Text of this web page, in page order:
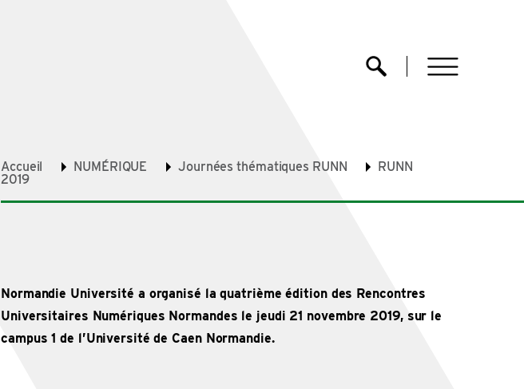
menu
Accueil NUMÉRIQUE Journées thématiques RUNN
RUNN
2019
Normandie Université a organisé la quatrième édition des Rencontres
Universitaires Numériques Normandes le jeudi 21 novembre 2019, sur le
campus 1 de l’Université de Caen Normandie.